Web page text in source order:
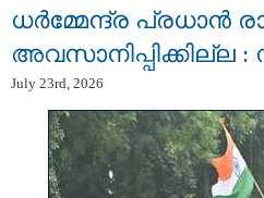
ധര്‍മ്മേന്ദ്ര പ്രധാൻ
അവസാനിപ്പിക്കില്ല :
July 23rd, 2026